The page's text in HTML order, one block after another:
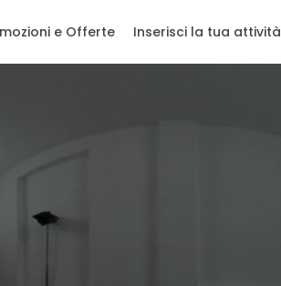
e Offerte Inserisci la tua attività